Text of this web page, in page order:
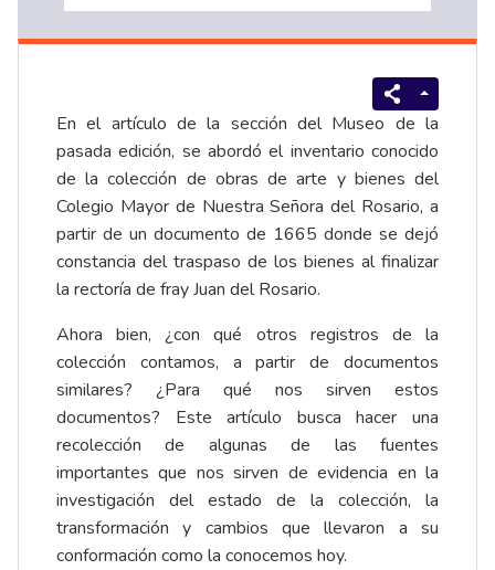
En el artículo de la sección del Museo de la
pasada edición, se abordó el inventario conocido
de la colección de obras de arte y bienes del
Colegio Mayor de Nuestra Señora del Rosario, a
partir de un documento de 1665 donde se dejó
constancia del traspaso de los bienes al finalizar
la rectoría de fray Juan del Rosario.
Ahora bien, ¿con qué otros registros de la
colección contamos, a partir de documentos
similares? ¿Para qué nos sirven estos
documentos? Este artículo busca hacer una
recolección de algunas de las fuentes
importantes que nos sirven de evidencia en la
investigación del estado de la colección, la
transformación y cambios que llevaron a su
conformación como la conocemos hoy.